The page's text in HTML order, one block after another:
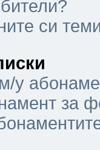
си
у
за